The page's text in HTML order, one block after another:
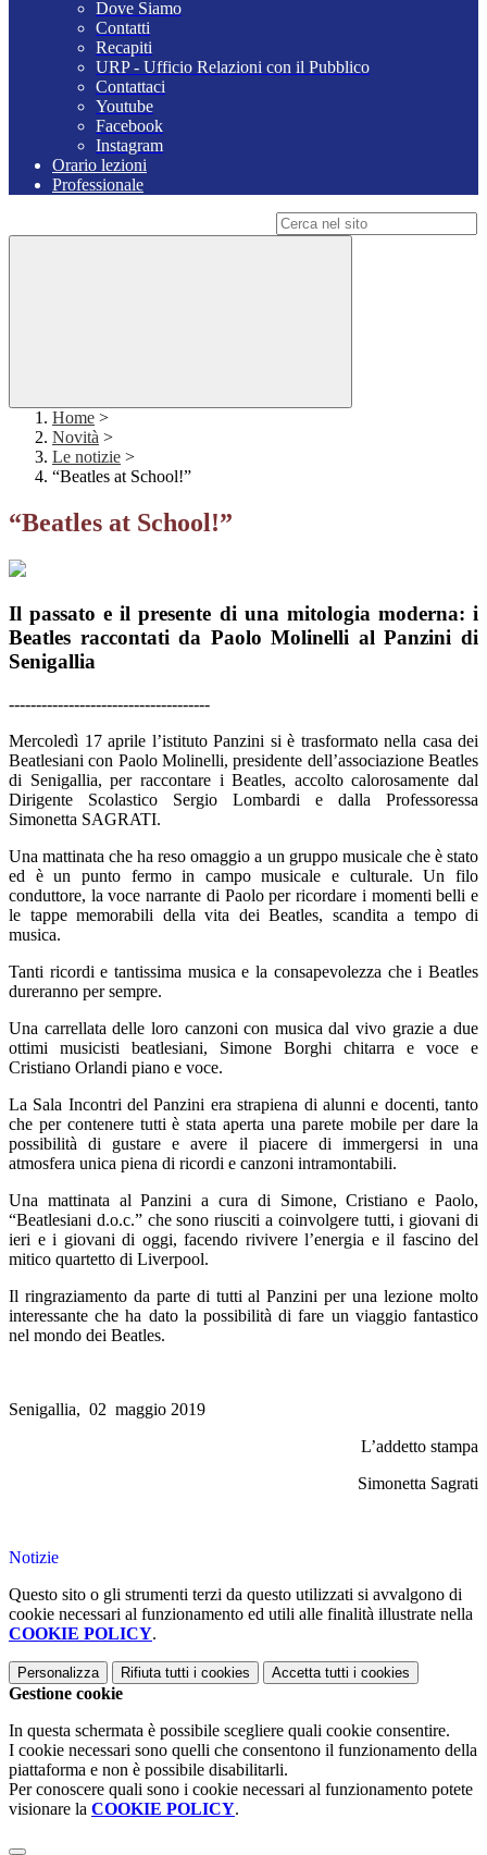
Dove Siamo
Contatti
Recapiti
URP - Ufficio Relazioni con il Pubblico
Contattaci
Youtube
Facebook
Instagram
Orario lezioni
Professionale
Home >
Novità >
Le notizie >
“Beatles at School!”
“Beatles at School!”
Il passato e il presente di una mitologia moderna: i
Beatles raccontati da Paolo Molinelli al Panzini di
Senigallia
-------------------------------------
Mercoledì 17 aprile l’istituto Panzini si è trasformato nella casa dei
Beatlesiani con Paolo Molinelli, presidente dell’associazione Beatles
di Senigallia, per raccontare i Beatles, accolto calorosamente dal
Dirigente Scolastico Sergio Lombardi e dalla Professoressa
Simonetta SAGRATI.
Una mattinata che ha reso omaggio a un gruppo musicale che è stato
ed è un punto fermo in campo musicale e culturale. Un filo
conduttore, la voce narrante di Paolo per ricordare i momenti belli e
le tappe memorabili della vita dei Beatles, scandita a tempo di
musica.
Tanti ricordi e tantissima musica e la consapevolezza che i Beatles
dureranno per sempre.
Una carrellata delle loro canzoni con musica dal vivo grazie a due
ottimi musicisti beatlesiani, Simone Borghi chitarra e voce e
Cristiano Orlandi piano e voce.
La Sala Incontri del Panzini era strapiena di alunni e docenti, tanto
che per contenere tutti è stata aperta una parete mobile per dare la
possibilità di gustare e avere il piacere di immergersi in una
atmosfera unica piena di ricordi e canzoni intramontabili.
Una mattinata al Panzini a cura di Simone, Cristiano e Paolo,
“Beatlesiani d.o.c.” che sono riusciti a coinvolgere tutti, i giovani di
ieri e i giovani di oggi, facendo rivivere l’energia e il fascino del
mitico quartetto di Liverpool.
Il ringraziamento da parte di tutti al Panzini per una lezione molto
interessante che ha dato la possibilità di fare un viaggio fantastico
nel mondo dei Beatles.
Senigallia, 02 maggio 2019
L’addetto stampa
Simonetta Sagrati
Notizie
Questo sito o gli strumenti terzi da questo utilizzati si avvalgono di
cookie necessari al funzionamento ed utili alle finalità illustrate nella
COOKIE POLICY.
Personalizza Rifiuta tutti i cookies Accetta tutti i cookies
Gestione cookie
In questa schermata è possibile scegliere quali cookie consentire.
I cookie necessari sono quelli che consentono il funzionamento della
piattaforma e non è possibile disabilitarli.
Per conoscere quali sono i cookie necessari al funzionamento potete
visionare la COOKIE POLICY.